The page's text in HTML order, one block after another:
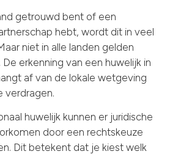
getrouwd bent of een
hebt, wordt dit in veel
niet in alle landen gelden
erkenning van een huwelijk in
af van de lokale wetgeving
verdragen.
huwelijk kunnen er juridische
door een rechtskeuze
Dit betekent dat je kiest welk